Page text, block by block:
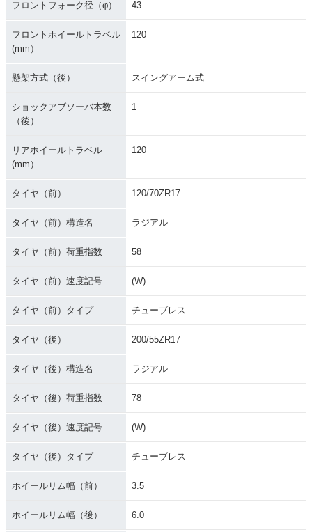
フロントフォーク径（φ） 43
フロントホイールトラベル
(mm）
120
懸架方式（後） スイングアーム式
ショックアブソーバ本数
（後）
1
リアホイールトラベル
(mm）
120
タイヤ（前） 120/70ZR17
タイヤ（前）構造名 ラジアル
タイヤ（前）荷重指数 58
タイヤ（前）速度記号 (W)
タイヤ（前）タイプ チューブレス
タイヤ（後） 200/55ZR17
タイヤ（後）構造名 ラジアル
タイヤ（後）荷重指数 78
タイヤ（後）速度記号 (W)
タイヤ（後）タイプ チューブレス
ホイールリム幅（前） 3.5
ホイールリム幅（後） 6.0